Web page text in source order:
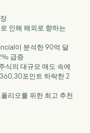
인해 해외로 향하는
이 분석한 90억 달
급증
식의 대규모 매도 속에
포인트 하락한 2
리오를 위한 최고 추천